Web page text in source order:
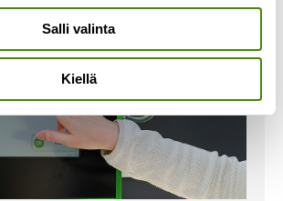
Salli valinta
Kiellä